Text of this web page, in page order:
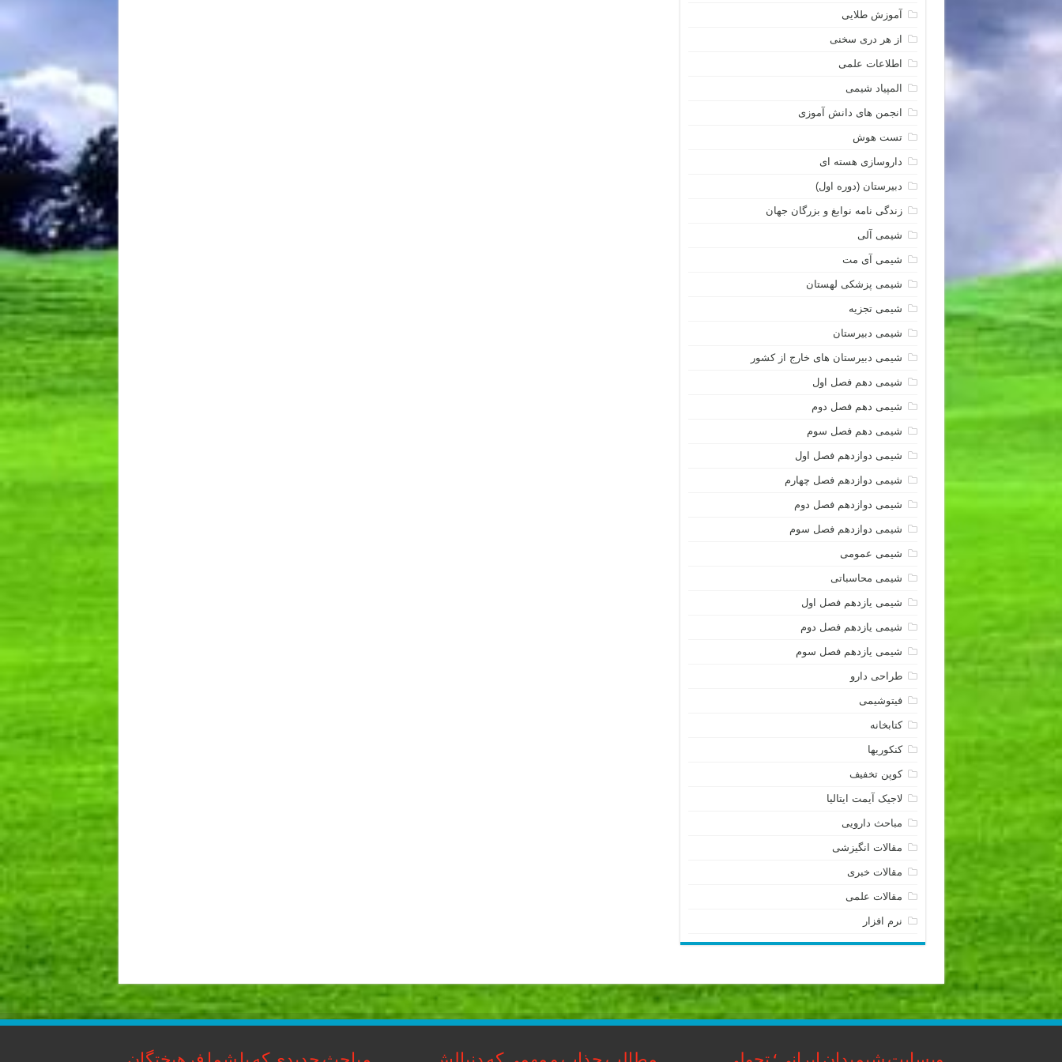
آموزش طلایی
از هر دری سخنی
اطلاعات علمی
المپیاد شیمی
انجمن های دانش آموزی
تست هوش
داروسازی هسته ای
دبیرستان (دوره اول)
زندگی نامه نوابغ و بزرگان جهان
شیمی آلی
شیمی آی مت
شیمی پزشکی لهستان
شیمی تجزیه
شیمی دبیرستان
شیمی دبیرستان های خارج از کشور
شیمی دهم فصل اول
شیمی دهم فصل دوم
شیمی دهم فصل سوم
شیمی دوازدهم فصل اول
شیمی دوازدهم فصل چهارم
شیمی دوازدهم فصل دوم
شیمی دوازدهم فصل سوم
شیمی عمومی
شیمی محاسباتی
شیمی یازدهم فصل اول
شیمی یازدهم فصل دوم
شیمی یازدهم فصل سوم
طراحی دارو
فیتوشیمی
کتابخانه
کنکوریها
کوپن تخفیف
لاجیک آیمت ایتالیا
مباحث دارویی
مقالات انگیزشی
مقالات خبری
مقالات علمی
نرم افزار